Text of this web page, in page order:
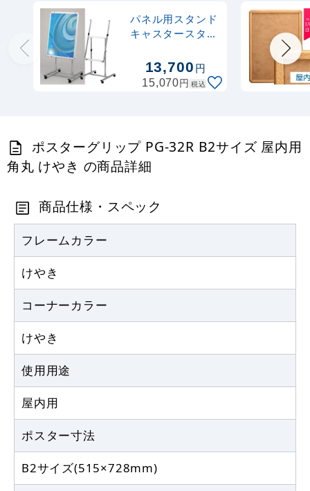
パネル用スタンド
キャスタースタン
13,700円
15,070円 税込
ポスターグリップ PG-32R B2サイズ 屋内用
角丸 けやき の商品詳細
商品仕様・スペック
フレームカラー
けやき
コーナーカラー
けやき
使用用途
屋内用
ポスター寸法
B2サイズ(515×728mm)